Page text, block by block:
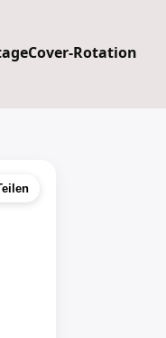
Cover-Rotation